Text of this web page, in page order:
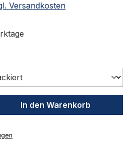
Versandkosten
Gib den
In den Warenkorb